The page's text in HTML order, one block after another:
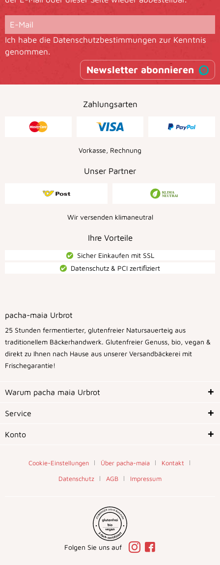
Ich habe die Datenschutzbestimmungen zur Kenntnis
genommen.
Newsletter abonnieren
Zahlungsarten
Vorkasse, Rechnung
Unser Partner
Wir versenden klimaneutral
Ihre Vorteile
Sicher Einkaufen mit SSL
Datenschutz & PCI zertiﬁziert
pacha-maia Urbrot
25 Stunden fermentierter, glutenfreier Natursauerteig aus
traditionellem Bäckerhandwerk. Glutenfreier Genuss, bio, vegan &
direkt zu Ihnen nach Hause aus unserer Versandbäckerei mit
Frischegarantie!
Warum pacha maia Urbrot
Service
Konto
Cookie-Einstellungen Über pacha-maia
Kontakt
Datenschutz
AGB Impressum
Folgen Sie uns auf